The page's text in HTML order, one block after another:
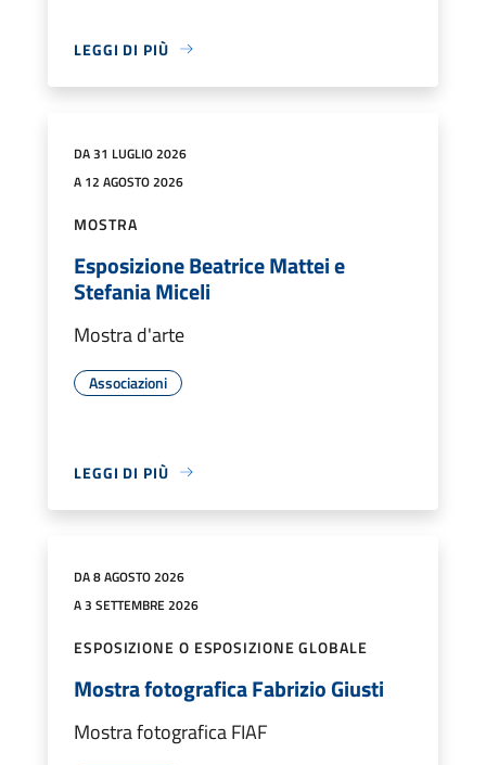
LEGGI DI PIÙ
DA 31 LUGLIO 2026
A 12 AGOSTO 2026
MOSTRA
Esposizione Beatrice Mattei e
Stefania Miceli
Mostra d'arte
Associazioni
LEGGI DI PIÙ
DA 8 AGOSTO 2026
A 3 SETTEMBRE 2026
ESPOSIZIONE O ESPOSIZIONE GLOBALE
Mostra fotografica Fabrizio Giusti
Mostra fotografica FIAF